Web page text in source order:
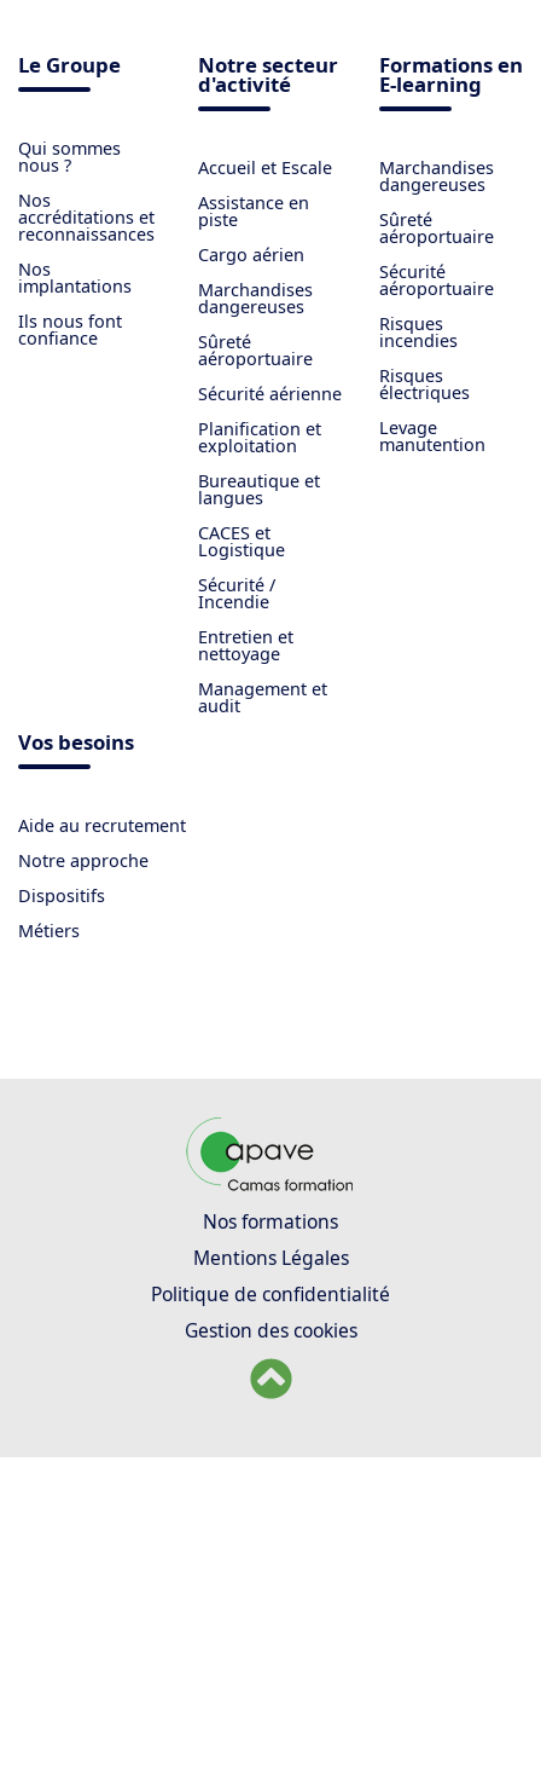
Le Groupe
Qui sommes
nous ?
Nos
accréditations et
reconnaissances
Nos
implantations
Ils nous font
confiance
Notre secteur
d'activité
Accueil et Escale
Assistance en
piste
Cargo aérien
Marchandises
dangereuses
Sûreté
aéroportuaire
Sécurité aérienne
Planification et
exploitation
Bureautique et
langues
CACES et
Logistique
Sécurité /
Incendie
Entretien et
nettoyage
Management et
audit
Formations en
E-learning
Marchandises
dangereuses
Sûreté
aéroportuaire
Sécurité
aéroportuaire
Risques
incendies
Risques
électriques
Levage
manutention
Vos besoins
Aide au recrutement
Notre approche
Dispositifs
Métiers
Nos formations
Mentions Légales
Politique de confidentialité
Gestion des cookies